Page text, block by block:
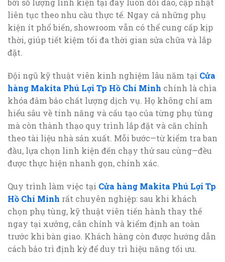
bởi số lượng linh kiện tại đây luôn dồi dào, cập nhật
liên tục theo nhu cầu thực tế. Ngay cả những phụ
kiện ít phổ biến, showroom vẫn có thể cung cấp kịp
thời, giúp tiết kiệm tối đa thời gian sửa chữa và lắp
đặt.
Đội ngũ kỹ thuật viên kinh nghiệm lâu năm tại Cửa
hàng Makita Phú Lợi Tp Hồ Chí Minh chính là chìa
khóa đảm bảo chất lượng dịch vụ. Họ không chỉ am
hiểu sâu về tính năng và cấu tạo của từng phụ tùng
mà còn thành thạo quy trình lắp đặt và căn chỉnh
theo tài liệu nhà sản xuất. Mỗi bước—từ kiểm tra ban
đầu, lựa chọn linh kiện đến chạy thử sau cùng—đều
được thực hiện nhanh gọn, chính xác.
Quy trình làm việc tại Cửa hàng Makita Phú Lợi Tp
Hồ Chí Minh rất chuyên nghiệp: sau khi khách
chọn phụ tùng, kỹ thuật viên tiến hành thay thế
ngay tại xưởng, cân chỉnh và kiểm định an toàn
trước khi bàn giao. Khách hàng còn được hướng dẫn
cách bảo trì định kỳ để duy trì hiệu năng tối ưu.